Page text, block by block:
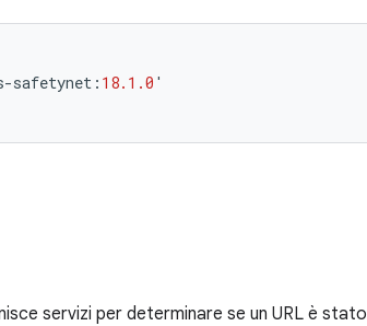
-safetynet : 18.1.0 '
servizi per determinare se un URL è stato